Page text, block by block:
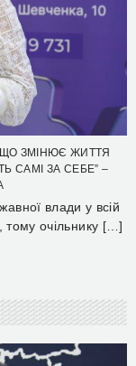
ЩО ЗМІНЮЄ ЖИТТЯ
САМІ ЗА СЕБЕ” –
влади у всій
тому очільнику […]